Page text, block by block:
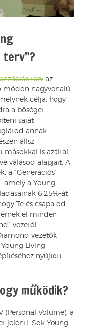
terv”?
terv az
módon nagyvonalú
célja, hogy
a bőséget.
saját
annak
állsz
másokkal is azáltal,
válásod alapjait. A
a “Generációs”
amely a Young
6,25%-át
Te és csapatod
el minden
vezetői
vezetők
Living
nyújtott
működik?
(Personal Volume), a
jelenti. Sok Young